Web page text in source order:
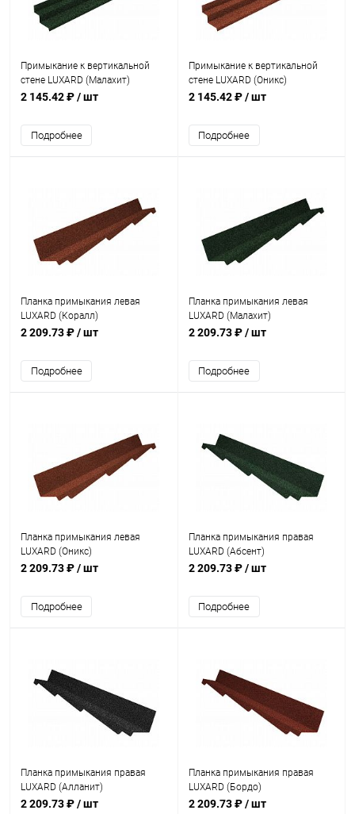
Примыкание к вертикальной
стене LUXARD (Малахит)
2 145.42 ₽/ шт
Подробнее
Примыкание к вертикальной
стене LUXARD (Оникс)
2 145.42 ₽/ шт
Подробнее
Планка примыкания левая
LUXARD (Коралл)
2 209.73 ₽/ шт
Подробнее
Планка примыкания левая
LUXARD (Малахит)
2 209.73 ₽/ шт
Подробнее
Планка примыкания левая
LUXARD (Оникс)
2 209.73 ₽/ шт
Подробнее
Планка примыкания правая
LUXARD (Абсент)
2 209.73 ₽/ шт
Подробнее
Планка примыкания правая
LUXARD (Алланит)
2 209.73 ₽/ шт
Планка примыкания правая
LUXARD (Бордо)
2 209.73 ₽/ шт